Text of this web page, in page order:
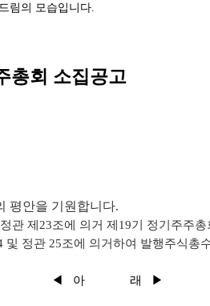
림의 모습입니다.
총회 소집공고
평안을 기원합니다.
관 제23조에 의거 제19기 정기주주
및 정관 25조에 의거하여 발행주식
래 ▶